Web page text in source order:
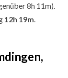
8h 11m).
12h 19m